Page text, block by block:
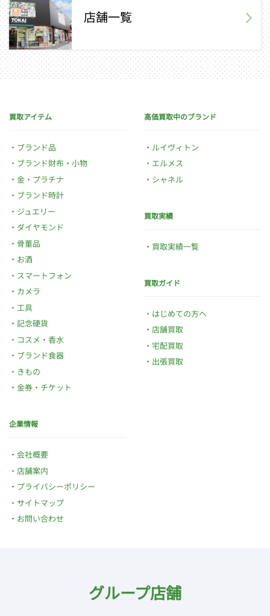
店舗一覧
買取アイテム
ブランド品
ブランド財布・小物
金・プラチナ
ブランド時計
ジュエリー
ダイヤモンド
骨董品
お酒
スマートフォン
カメラ
工具
記念硬貨
コスメ・香水
ブランド食器
きもの
金券・チケット
高価買取中のブランド
ルイヴィトン
エルメス
シャネル
買取実績
買取実績一覧
買取ガイド
はじめての方へ
店舗買取
宅配買取
出張買取
企業情報
会社概要
店舗案内
プライバシーポリシー
サイトマップ
お問い合わせ
グループ店舗